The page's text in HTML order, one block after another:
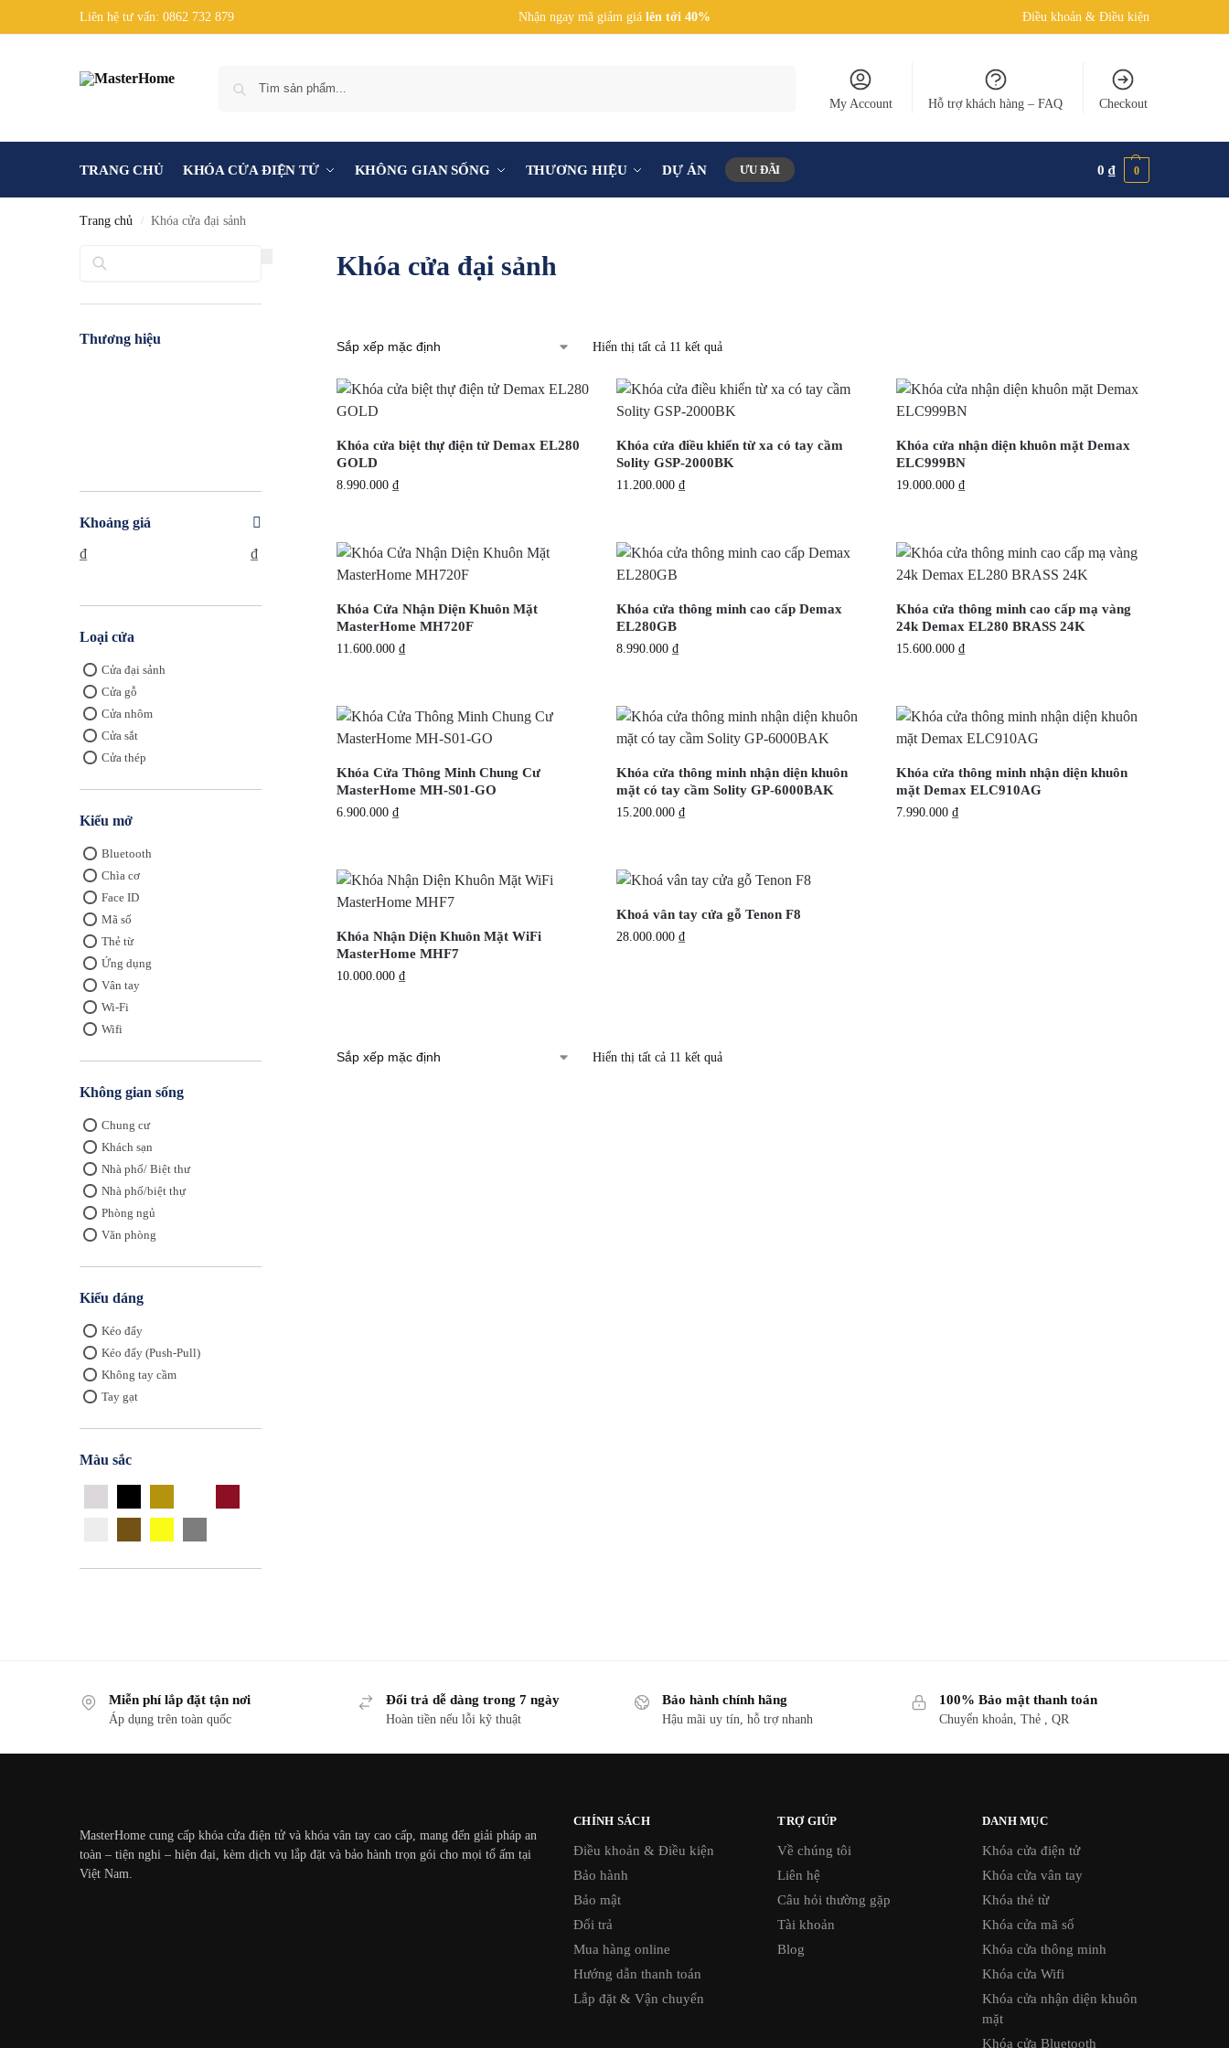
Liên hệ tư vấn: 0862 732 879 Nhận ngay mã giảm giá lên tới 40% Điều khoản & Điều kiện
My Account Hỗ trợ khách hàng – FAQ Checkout
TRANG CHỦ KHÓA CỬA ĐIỆN TỬ KHÔNG GIAN SỐNG THƯƠNG HIỆU DỰ ÁN ƯU ĐÃI 0₫ 0
Trang chủ / Khóa cửa đại sảnh
Khóa cửa đại sảnh
Hiển thị tất cả 11 kết quả
Khóa cửa biệt thự điện tử Demax EL280
GOLD
8.990.000 ₫
Khóa cửa điều khiển từ xa có tay cầm
Solity GSP-2000BK
11.200.000 ₫
Khóa cửa nhận diện khuôn mặt Demax
ELC999BN
19.000.000₫
Khóa Cửa Nhận Diện Khuôn Mặt
MasterHome MH720F
11.600.000 ₫
Khóa cửa thông minh cao cấp Demax
EL280GB
8.990.000 ₫
Khóa cửa thông minh cao cấp mạ vàng
24k Demax EL280 BRASS 24K
15.600.000₫
Khóa Cửa Thông Minh Chung Cư
MasterHome MH-S01-GO
6.900.000 ₫
Khóa cửa thông minh nhận diện khuôn
mặt có tay cầm Solity GP-6000BAK
15.200.000 ₫
Khóa cửa thông minh nhận diện khuôn
mặt Demax ELC910AG
7.990.000₫
Khóa Nhận Diện Khuôn Mặt WiFi
MasterHome MHF7
10.000.000 ₫
Khoá vân tay cửa gỗ Tenon F8
28.000.000 ₫
Hiển thị tất cả 11 kết quả
Thương hiệu
Khoảng giá
₫
₫
Loại cửa
Cửa đại sảnh
Cửa gỗ
Cửa nhôm
Cửa sắt
Cửa thép
Kiểu mở
Bluetooth
Chìa cơ
Face ID
Mã số
Thẻ từ
Ứng dụng
Vân tay
Wi-Fi
Wifi
Không gian sống
Chung cư
Khách sạn
Nhà phố/ Biệt thư
Nhà phố/biệt thự
Phòng ngủ
Văn phòng
Kiểu dáng
Kéo đẩy
Kéo đẩy (Push-Pull)
Không tay cầm
Tay gạt
Màu sắc
Miễn phí lắp đặt tận nơi
Áp dụng trên toàn quốc
Đổi trả dễ dàng trong 7 ngày
Hoàn tiền nếu lỗi kỹ thuật
Bảo hành chính hãng
Hậu mãi uy tín, hỗ trợ nhanh
100% Bảo mật thanh toán
Chuyển khoản, Thẻ , QR
MasterHome cung cấp khóa cửa điện tử và khóa vân tay cao cấp, mang đến giải pháp an
toàn – tiện nghi – hiện đại, kèm dịch vụ lắp đặt và bảo hành trọn gói cho mọi tổ ấm tại
Việt Nam.
CHÍNH SÁCH
Điều khoản & Điều kiện
Bảo hành
Bảo mật
Đổi trả
Mua hàng online
Hướng dẫn thanh toán
Lắp đặt & Vận chuyển
TRỢ GIÚP
Về chúng tôi
Liên hệ
Câu hỏi thường gặp
Tài khoản
Blog
DANH MỤC
Khóa cửa điện tử
Khóa cửa vân tay
Khóa thẻ từ
Khóa cửa mã số
Khóa cửa thông minh
Khóa cửa Wifi
Khóa cửa nhận diện khuôn
mặt
Khóa cửa Bluetooth